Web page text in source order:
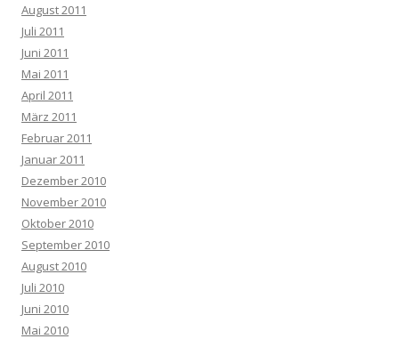
August 2011
Juli 2011
Juni 2011
Mai 2011
April 2011
März 2011
Februar 2011
Januar 2011
Dezember 2010
November 2010
Oktober 2010
September 2010
August 2010
Juli 2010
Juni 2010
Mai 2010